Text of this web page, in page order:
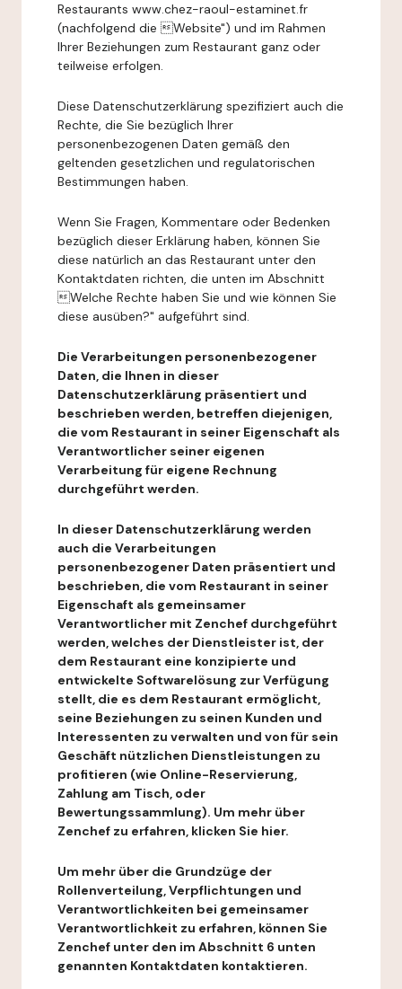
Restaurants www.chez-raoul-estaminet.fr
(nachfolgend die Website") und im Rahmen
Ihrer Beziehungen zum Restaurant ganz oder
teilweise erfolgen.
Diese Datenschutzerklärung spezifiziert auch die
Rechte, die Sie bezüglich Ihrer
personenbezogenen Daten gemäß den
geltenden gesetzlichen und regulatorischen
Bestimmungen haben.
Wenn Sie Fragen, Kommentare oder Bedenken
bezüglich dieser Erklärung haben, können Sie
diese natürlich an das Restaurant unter den
Kontaktdaten richten, die unten im Abschnitt
Welche Rechte haben Sie und wie können Sie
diese ausüben?" aufgeführt sind.
Die Verarbeitungen personenbezogener
Daten, die Ihnen in dieser
Datenschutzerklärung präsentiert und
beschrieben werden, betreffen diejenigen,
die vom Restaurant in seiner Eigenschaft als
Verantwortlicher seiner eigenen
Verarbeitung für eigene Rechnung
durchgeführt werden.
In dieser Datenschutzerklärung werden
auch die Verarbeitungen
personenbezogener Daten präsentiert und
beschrieben, die vom Restaurant in seiner
Eigenschaft als gemeinsamer
Verantwortlicher mit Zenchef durchgeführt
werden, welches der Dienstleister ist, der
dem Restaurant eine konzipierte und
entwickelte Softwarelösung zur Verfügung
stellt, die es dem Restaurant ermöglicht,
seine Beziehungen zu seinen Kunden und
Interessenten zu verwalten und von für sein
Geschäft nützlichen Dienstleistungen zu
profitieren (wie Online-Reservierung,
Zahlung am Tisch, oder
Bewertungssammlung). Um mehr über
Zenchef zu erfahren, klicken Sie hier.
Um mehr über die Grundzüge der
Rollenverteilung, Verpflichtungen und
Verantwortlichkeiten bei gemeinsamer
Verantwortlichkeit zu erfahren, können Sie
Zenchef unter den im Abschnitt 6 unten
genannten Kontaktdaten kontaktieren.